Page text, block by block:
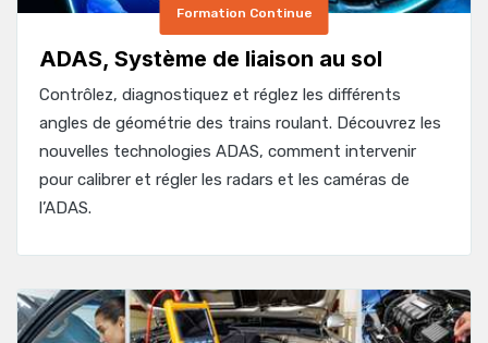
Formation Continue
ADAS, Système de liaison au sol
Contrôlez, diagnostiquez et réglez les différents
angles de géométrie des trains roulant. Découvrez les
nouvelles technologies ADAS, comment intervenir
pour calibrer et régler les radars et les caméras de
l’ADAS.